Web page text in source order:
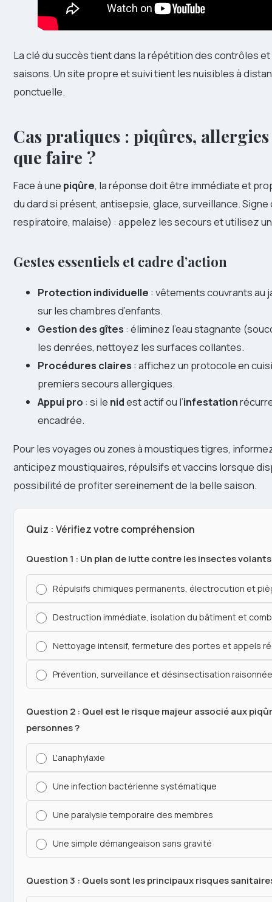
La clé du succès tient dans la répétition des contrôles
saisons. Un site propre et suivi tient les nuisibles à
ponctuelle.
Cas pratiques : piqûres,
que faire ?
Face à une piqûre, la réponse doit être immédiate et
du dard si présent, antisepsie, glace, surveillance. Signe
respiratoire, malaise) : appelez les secours et utilisez
Gestes essentiels et cadre d’action
Protection individuelle : vêtements couvrants au
sur les chambres d’enfants.
Gestion des gîtes : éliminez l’eau stagnante
les denrées, nettoyez les surfaces collantes.
Procédures claires : affichez un protocole en
premiers secours allergiques.
Appui pro : si le nidest actif ou l’infestation
encadrée.
Pour les voyages ou zones à moustiques tigres,
anticipez moustiquaires, répulsifs et vaccins lorsque
possibilité de profiter sereinement de la belle saison.
Quiz : Vérifiez votre compréhension
Question 1 : Un plan de lutte contre les insectes
Répulsifs chimiques permanents, électrocution et
Destruction immédiate, isolation du bâtiment et
Nettoyage intensif, fermeture des portes et appels
Prévention, surveillance et désinsectisation raisonnée
Question 2 : Quel est le risque majeur associé aux
personnes ?
L'anaphylaxie
Une infection bactérienne systématique
Une paralysie temporaire des membres
Une simple démangeaison sans gravité
Question 3 : Quels sont les principaux risques